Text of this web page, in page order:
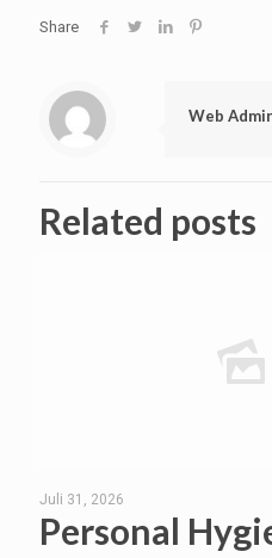
Share
Web
Related posts
Juli 31, 2026
Personal